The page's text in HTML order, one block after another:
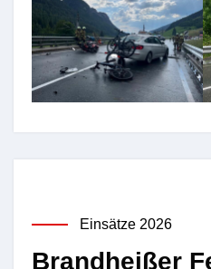
Einsätze 2026
Brandheißer